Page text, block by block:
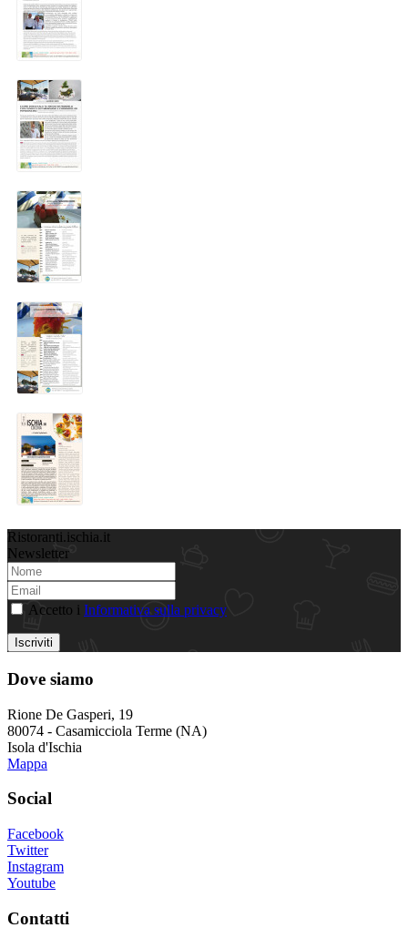
Ristoranti.ischia.it
Newsletter
Accetto i Informativa sulla privacy
Iscriviti
Dove siamo
Rione De Gasperi, 19
80074 - Casamicciola Terme (NA)
Isola d'Ischia
Mappa
Social
Facebook
Twitter
Instagram
Youtube
Contatti